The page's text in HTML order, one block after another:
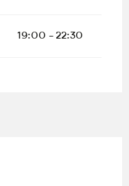
19:00 - 22:30